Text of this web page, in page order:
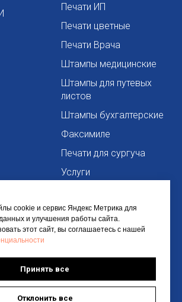
cookie и сервис Яндекс Метрика для
и улучшения работы сайта.
этот сайт, вы соглашаетесь с нашей
Принять все
Отклонить все
Печати ИП
Печати цветные
Печати Врача
Штампы медицинские
Штампы для путевых
листов
Штампы бухгалтерские
Факсимиле
Печати для сургуча
Услуги
Контакты
info@pro-pechaty24.ru